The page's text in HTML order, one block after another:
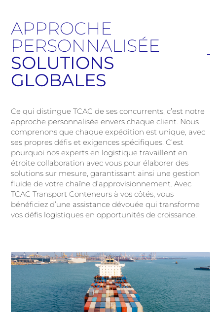
APPROCHE
PERSONNALISÉE
SOLUTIONS
GLOBALES
Ce qui distingue TCAC de ses concurrents, c’est notre
approche personnalisée envers chaque client. Nous
comprenons que chaque expédition est unique, avec
ses propres défis et exigences spécifiques. C’est
pourquoi nos experts en logistique travaillent en
étroite collaboration avec vous pour élaborer des
solutions sur mesure, garantissant ainsi une gestion
fluide de votre chaîne d’approvisionnement. Avec
TCAC Transport Conteneurs à vos côtés, vous
bénéficiez d’une assistance dévouée qui transforme
vos défis logistiques en opportunités de croissance.